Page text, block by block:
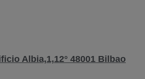
Albia,1,12° 48001 Bilbao